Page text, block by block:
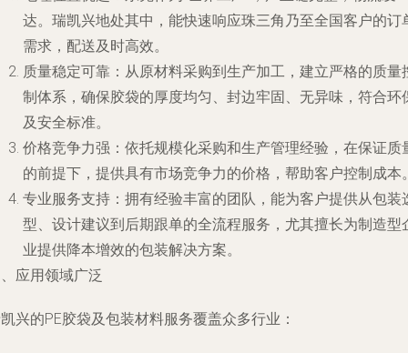
达。瑞凯兴地处其中，能快速响应珠三角乃至全国客户的订
需求，配送及时高效。
质量稳定可靠 ：从原材料采购到生产加工，建立严格的质量
制体系，确保胶袋的厚度均匀、封边牢固、无异味，符合环
及安全标准。
价格竞争力强 ：依托规模化采购和生产管理经验，在保证质
的前提下，提供具有市场竞争力的价格，帮助客户控制成本
专业服务支持 ：拥有经验丰富的团队，能为客户提供从包装
型、设计建议到后期跟单的全流程服务，尤其擅长为制造型
业提供降本增效的包装解决方案。
应用领域广泛
兴的PE胶袋及包装材料服务覆盖众多行业：